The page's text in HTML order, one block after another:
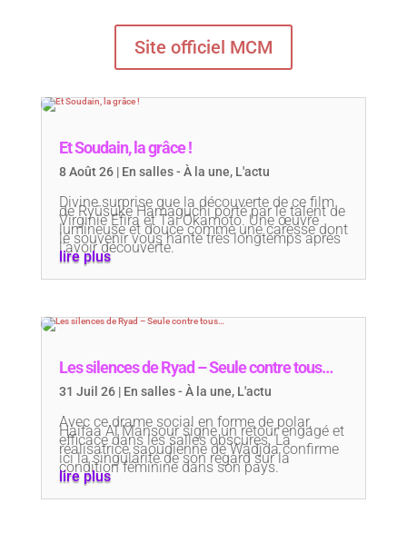
Site officiel MCM
Et Soudain, la grâce !
8 Août 26| En salles - À la une, L'actu
Divine surprise que la découverte de ce film
de Ryūsuke Hamaguchi porté par le talent de
Virginie Efira et Tai Okamoto. Une œuvre
lumineuse et douce comme une caresse dont
le souvenir vous hante très longtemps après
l’avoir découverte.
lire plus
Les silences de Ryad – Seule contre tous…
31 Juil 26| En salles - À la une, L'actu
Avec ce drame social en forme de polar,
Haifaa Al Mansour signe un retour engagé et
efficace dans les salles obscures. La
réalisatrice saoudienne de Wadjda confirme
ici la singularité de son regard sur la
condition féminine dans son pays.
lire plus